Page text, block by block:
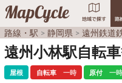
MapCycle 地域で探す 路
路線・駅 静岡県 遠州鉄道
遠州小林駅自転
屋根 自転車 一時 原付 一時